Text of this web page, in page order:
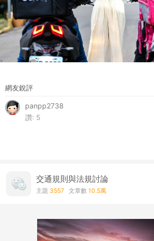
網友銳評
panpp2738
讚: 5
交通規則與法規討論
主題 3557 文章數 10.5萬